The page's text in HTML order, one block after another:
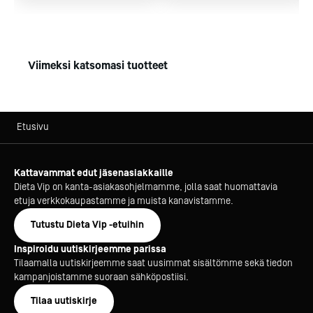
hälytysvalon ja -äänen avulla.
Paneli myös opastaa käyttäjäänsä mm. lauhduttimen
RS-485 -liitännän avulla laitetta voi kaukoseurata esim.
internetselaimella (XWEB-järjestelmä).
Lisäksi potentiaalivapaa keskushälytysliitäntävalmius
kiinteistönvalvontajärjestelmään.
CC-keskusjäähdytyskoneliitäntävalmis kylmähuone
parantaa työympäristön viihtyvyyttä.
Se tuottaa melua ja lämpöä huonetilaan todella vähän,
koska ääntä ja lämpöä tuottava kompressori ja
Viimeksi katsomasi tuotteet
Etusivu
Kattavammat edut jäsenasiakkaille
Dieta Vip on kanta-asiakasohjelmamme, jolla saat huomattavia
etuja verkkokaupastamme ja muista kanavistamme.
Tutustu Dieta Vip -etuihin
Inspiroidu uutiskirjeemme parissa
Tilaamalla uutiskirjeemme saat uusimmat sisältömme sekä tiedon
kampanjoistamme suoraan sähköpostiisi.
Tilaa uutiskirje